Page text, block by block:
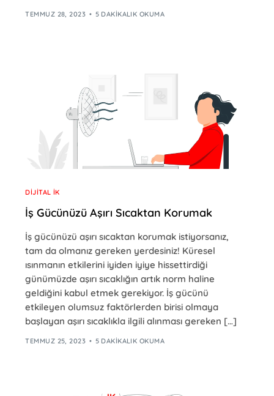
TEMMUZ 28, 2023 5 DAKIKALIK OKUMA
DIJITAL İK
İş Gücünüzü Aşırı Sıcaktan Korumak
İş gücünüzü aşırı sıcaktan korumak istiyorsanız,
tam da olmanız gereken yerdesiniz! Küresel
ısınmanın etkilerini iyiden iyiye hissettirdiği
günümüzde aşırı sıcaklığın artık norm haline
geldiğini kabul etmek gerekiyor. İş gücünü
etkileyen olumsuz faktörlerden birisi olmaya
başlayan aşırı sıcaklıkla ilgili alınması gereken […]
TEMMUZ 25, 2023 5 DAKIKALIK OKUMA